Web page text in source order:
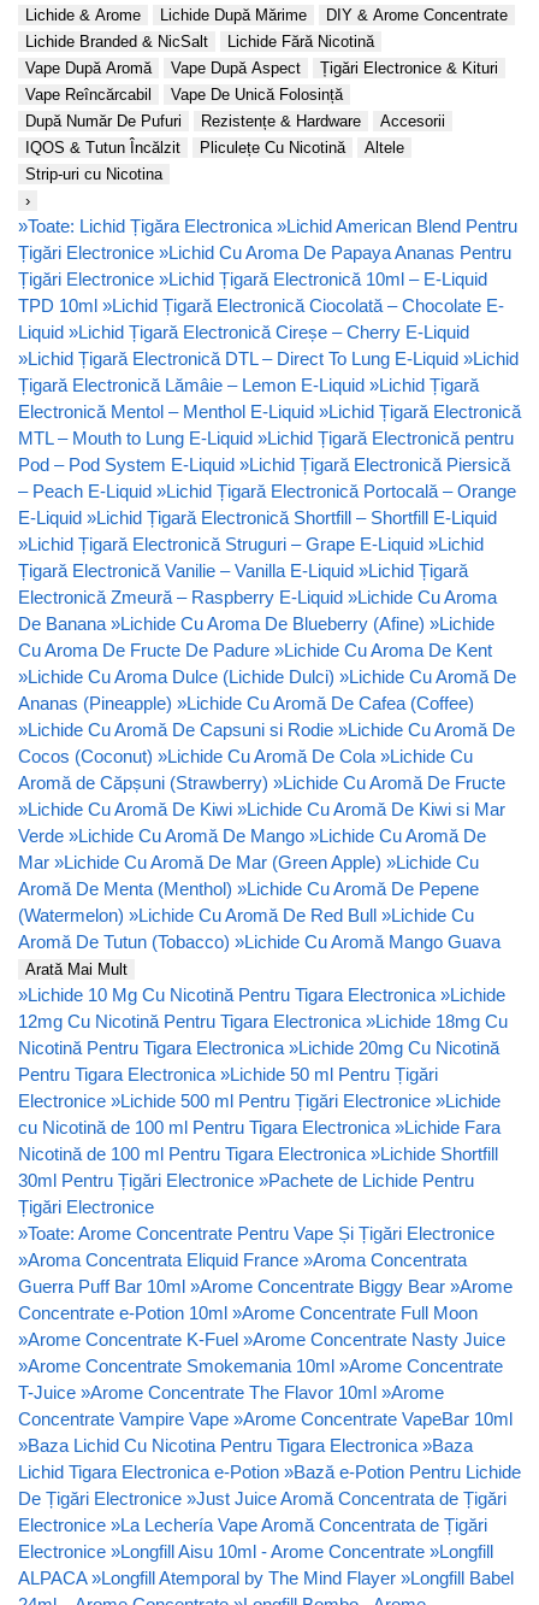
Lichide & Arome
Lichide După Mărime
DIY & Arome Concentrate
Lichide Branded & NicSalt
Lichide Fără Nicotină
Vape După Aromă
Vape După Aspect
Țigări Electronice & Kituri
Vape Reîncărcabil
Vape De Unică Folosință
După Număr De Pufuri
Rezistențe & Hardware
Accesorii
IQOS & Tutun Încălzit
Pliculețe Cu Nicotină
Altele
Strip-uri cu Nicotina
›
»Toate: Lichid Țigăra Electronica »Lichid American Blend Pentru
Țigări Electronice »Lichid Cu Aroma De Papaya Ananas Pentru
Țigări Electronice »Lichid Țigară Electronică 10ml – E-Liquid
TPD 10ml »Lichid Țigară Electronică Ciocolată – Chocolate E-
Liquid »Lichid Țigară Electronică Cireșe – Cherry E-Liquid
»Lichid Țigară Electronică DTL – Direct To Lung E-Liquid »Lichid
Țigară Electronică Lămâie – Lemon E-Liquid »Lichid Țigară
Electronică Mentol – Menthol E-Liquid »Lichid Țigară Electronică
MTL – Mouth to Lung E-Liquid »Lichid Țigară Electronică pentru
Pod – Pod System E-Liquid »Lichid Țigară Electronică Piersică
– Peach E-Liquid »Lichid Țigară Electronică Portocală – Orange
E-Liquid »Lichid Țigară Electronică Shortfill – Shortfill E-Liquid
»Lichid Țigară Electronică Struguri – Grape E-Liquid »Lichid
Țigară Electronică Vanilie – Vanilla E-Liquid »Lichid Țigară
Electronică Zmeură – Raspberry E-Liquid »Lichide Cu Aroma
De Banana »Lichide Cu Aroma De Blueberry (Afine) »Lichide
Cu Aroma De Fructe De Padure »Lichide Cu Aroma De Kent
»Lichide Cu Aroma Dulce (Lichide Dulci) »Lichide Cu Aromă De
Ananas (Pineapple) »Lichide Cu Aromă De Cafea (Coffee)
»Lichide Cu Aromă De Capsuni si Rodie »Lichide Cu Aromă De
Cocos (Coconut) »Lichide Cu Aromă De Cola »Lichide Cu
Aromă de Căpșuni (Strawberry) »Lichide Cu Aromă De Fructe
»Lichide Cu Aromă De Kiwi »Lichide Cu Aromă De Kiwi si Mar
Verde »Lichide Cu Aromă De Mango »Lichide Cu Aromă De
Mar »Lichide Cu Aromă De Mar (Green Apple) »Lichide Cu
Aromă De Menta (Menthol) »Lichide Cu Aromă De Pepene
(Watermelon) »Lichide Cu Aromă De Red Bull »Lichide Cu
Aromă De Tutun (Tobacco) »Lichide Cu Aromă Mango Guava
Arată Mai Mult
»Lichide 10 Mg Cu Nicotină Pentru Tigara Electronica »Lichide
12mg Cu Nicotină Pentru Tigara Electronica »Lichide 18mg Cu
Nicotină Pentru Tigara Electronica »Lichide 20mg Cu Nicotină
Pentru Tigara Electronica »Lichide 50 ml Pentru Țigări
Electronice »Lichide 500 ml Pentru Țigări Electronice »Lichide
cu Nicotină de 100 ml Pentru Tigara Electronica »Lichide Fara
Nicotină de 100 ml Pentru Tigara Electronica »Lichide Shortfill
30ml Pentru Țigări Electronice »Pachete de Lichide Pentru
Țigări Electronice
»Toate: Arome Concentrate Pentru Vape Și Țigări Electronice
»Aroma Concentrata Eliquid France »Aroma Concentrata
Guerra Puff Bar 10ml »Arome Concentrate Biggy Bear »Arome
Concentrate e-Potion 10ml »Arome Concentrate Full Moon
»Arome Concentrate K-Fuel »Arome Concentrate Nasty Juice
»Arome Concentrate Smokemania 10ml »Arome Concentrate
T-Juice »Arome Concentrate The Flavor 10ml »Arome
Concentrate Vampire Vape »Arome Concentrate VapeBar 10ml
»Baza Lichid Cu Nicotina Pentru Tigara Electronica »Baza
Lichid Tigara Electronica e-Potion »Bază e-Potion Pentru Lichide
De Țigări Electronice »Just Juice Aromă Concentrata de Țigări
Electronice »La Lechería Vape Aromă Concentrata de Țigări
Electronice »Longfill Aisu 10ml - Arome Concentrate »Longfill
ALPACA »Longfill Atemporal by The Mind Flayer »Longfill Babel